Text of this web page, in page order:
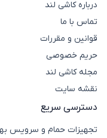
درباره کاشی لند
تماس با ما
قوانین و مقررات
حریم خصوصی
مجله کاشی لند
نقشه سایت
دسترسی سریع
تجهیزات حمام و سرویس